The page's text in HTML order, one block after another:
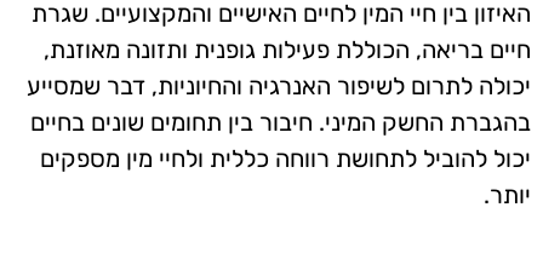
האיזון בין חיי המין לחיים האישיים והמקצועיים. שגרת
חיים בריאה, הכוללת פעילות גופנית ותזונה מאוזנת,
יכולה לתרום לשיפור האנרגיה והחיוניות, דבר שמסייע
בהגברת החשק המיני. חיבור בין תחומים שונים בחיים
יכול להוביל לתחושת רווחה כללית ולחיי מין מספקים
יותר.